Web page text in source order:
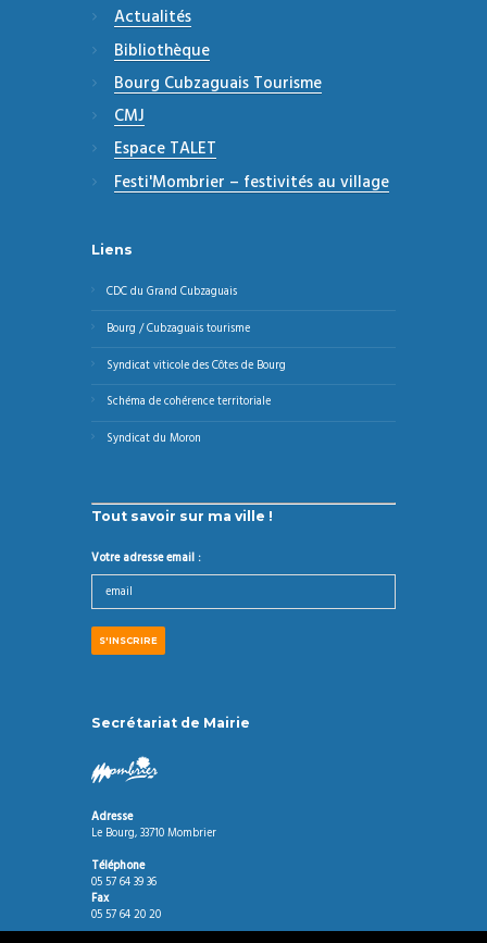
Actualités
Bibliothèque
Bourg Cubzaguais Tourisme
CMJ
Espace TALET
Festi'Mombrier – festivités au village
Liens
CDC du Grand Cubzaguais
Bourg / Cubzaguais tourisme
Syndicat viticole des Côtes de Bourg
Schéma de cohérence territoriale
Syndicat du Moron
Tout savoir sur ma ville !
Votre adresse email :
Secrétariat de Mairie
Adresse
Le Bourg, 33710 Mombrier
Téléphone
05 57 64 39 36
Fax
05 57 64 20 20